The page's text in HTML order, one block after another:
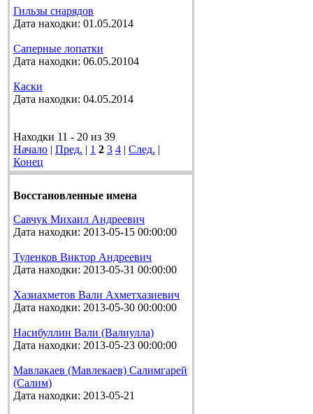
Гильзы снарядов
Дата находки: 01.05.2014
Саперные лопатки
Дата находки: 06.05.20104
Каски
Дата находки: 04.05.2014
Находки 11 - 20 из 39
Начало | Пред. | 1 2 3 4 | След. |
Конец
Восстановленные имена
Савчук Михаил Андреевич
Дата находки: 2013-05-15 00:00:00
Туленков Виктор Андреевич
Дата находки: 2013-05-31 00:00:00
Хазиахметов Вали Ахметхазиевич
Дата находки: 2013-05-30 00:00:00
Насибуллин Вали (Валиулла)
Дата находки: 2013-05-23 00:00:00
Мавлакаев (Мавлекаев) Салимгарей
(Салим)
Дата находки: 2013-05-21